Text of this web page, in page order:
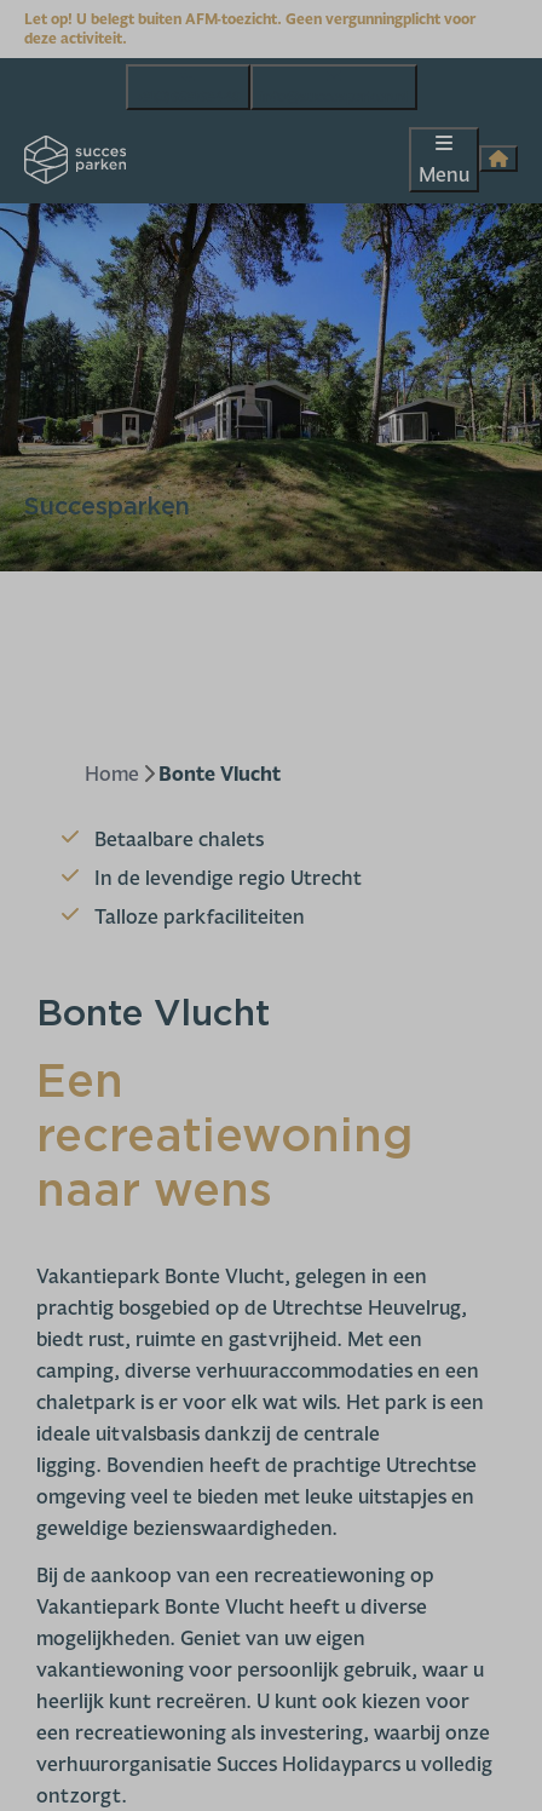
Let op! U belegt buiten AFM-toezicht. Geen vergunningplicht voor
deze activiteit.
Menu
Succesparken
Home Bonte Vlucht
Betaalbare chalets
In de levendige regio Utrecht
Talloze parkfaciliteiten
Bonte Vlucht
Een
recreatiewoning
naar wens
Vakantiepark Bonte Vlucht, gelegen in een
prachtig bosgebied op de Utrechtse Heuvelrug,
biedt rust, ruimte en gastvrijheid. Met een
camping, diverse verhuuraccommodaties en een
chaletpark is er voor elk wat wils. Het park is een
ideale uitvalsbasis dankzij de centrale
ligging. Bovendien heeft de prachtige Utrechtse
omgeving veel te bieden met leuke uitstapjes en
geweldige bezienswaardigheden.
Bij de aankoop van een recreatiewoning op
Vakantiepark Bonte Vlucht heeft u diverse
mogelijkheden. Geniet van uw eigen
vakantiewoning voor persoonlijk gebruik, waar u
heerlijk kunt recreëren. U kunt ook kiezen voor
een recreatiewoning als investering, waarbij onze
verhuurorganisatie Succes Holidayparcs u volledig
ontzorgt.